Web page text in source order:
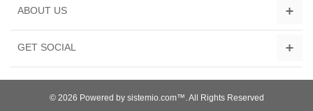
ABOUT US
GET SOCIAL
© 2026 Powered by sistemio.com™. All Rights Reserved